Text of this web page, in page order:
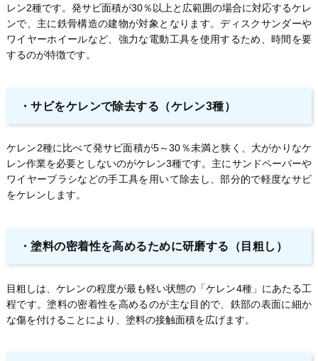
レン2種です。発サビ面積が30％以上と広範囲の場合に対応するケレ
ンで、主に鉄骨構造の建物が対象となります。ディスクサンダーや
ワイヤーホイールなど、強力な電動工具を使用するため、時間を要
するのが特徴です。
・サビをケレンで除去する（ケレン3種）
ケレン2種に比べて発サビ面積が5～30％未満と狭く、大がかりなケ
レン作業を必要としないのがケレン3種です。主にサンドペーパーや
ワイヤーブラシなどの手工具を用いて除去し、部分的で軽度なサビ
をケレンします。
・塗料の密着性を高めるために研磨する（目粗し）
目粗しは、ケレンの程度が最も軽い状態の「ケレン4種」にあたる工
程です。塗料の密着性を高めるのが主な目的で、鉄部の表面に細か
な傷を付けることにより、塗料の接触面積を広げます。